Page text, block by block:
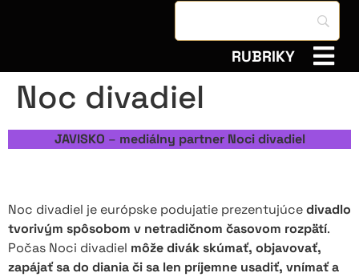
RUBRIKY
Noc divadiel
JAVISKO – mediálny partner Noci divadiel
Noc divadiel je európske podujatie prezentujúcedivadlo
tvorivým spôsobom v netradičnom časovom rozpätí.
Počas Noci divadiel môže divák skúmať, objavovať,
zapájať sa do diania či sa len príjemne usadiť, vnímať a